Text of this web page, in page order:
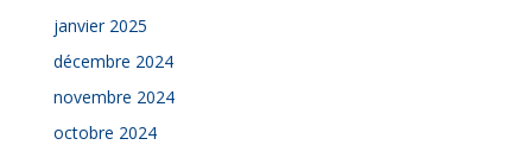
janvier 2025
décembre 2024
novembre 2024
octobre 2024